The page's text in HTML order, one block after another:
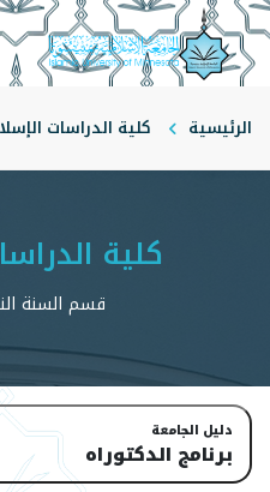
الرئيسية كلية الدراسات
كلية
قسم السنة
دليل الجامعة
برنامج الدكتوراه